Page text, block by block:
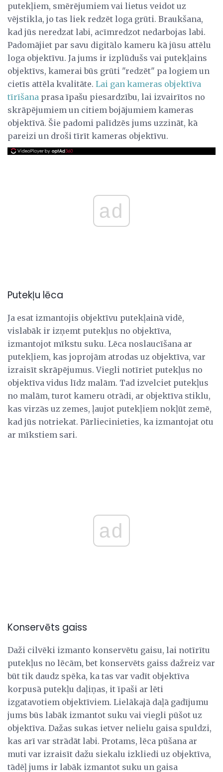
putekļiem, smērējumiem vai lietus veidot uz
vējstikla, jo tas liek redzēt loga grūti. Braukšana,
kad jūs neredzat labi, acīmredzot nedarbojas labi.
Padomājiet par savu digitālo kameru kā jūsu attēlu
loga objektīvu. Ja jums ir izplūdušs vai putekļains
objektīvs, kamerai būs grūti "redzēt" pa logiem un
cietīs attēla kvalitāte. Lai gan kameras objektīva
tīrīšana prasa īpašu piesardzību, lai izvairītos no
skrāpējumiem un citiem bojājumiem kameras
objektīvā. Šie padomi palīdzēs jums uzzināt, kā
pareizi un droši tīrīt kameras objektīvu.
ad
Putekļu lēca
Ja esat izmantojis objektīvu putekļainā vidē,
vislabāk ir izņemt putekļus no objektīva,
izmantojot mīkstu suku. Lēca noslaucīšana ar
putekļiem, kas joprojām atrodas uz objektīva, var
izraisīt skrāpējumus. Viegli notīriet putekļus no
objektīva vidus līdz malām. Tad izvelciet putekļus
no malām, turot kameru otrādi, ar objektīva stiklu,
kas virzās uz zemes, ļaujot putekļiem nokļūt zemē,
kad jūs notriekat. Pārliecinieties, ka izmantojat otu
ar mīkstiem sari.
ad
Konservēts gaiss
Daži cilvēki izmanto konservētu gaisu, lai notīrītu
putekļus no lēcām, bet konservēts gaiss dažreiz var
būt tik daudz spēka, ka tas var vadīt objektīva
korpusā putekļu daļiņas, it īpaši ar lēti
izgatavotiem objektīviem. Lielākajā daļā gadījumu
jums būs labāk izmantot suku vai viegli pūšot uz
objektīva. Dažas sukas ietver nelielu gaisa spuldzi,
kas arī var strādāt labi. Protams, lēca pūšana ar
muti var izraisīt dažu siekalu izkliedi uz objektīva,
tādēļ jums ir labāk izmantot suku un gaisa